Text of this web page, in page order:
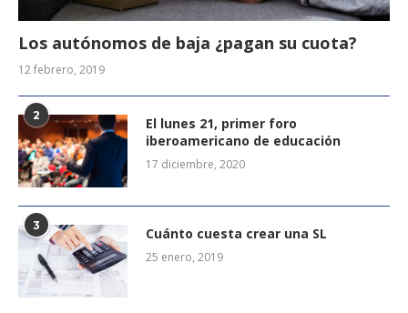
Los autónomos de baja ¿pagan su cuota?
12 febrero, 2019
2
El lunes 21, primer foro
iberoamericano de educación
17 diciembre, 2020
3 Cuánto cuesta crear una SL
25 enero, 2019